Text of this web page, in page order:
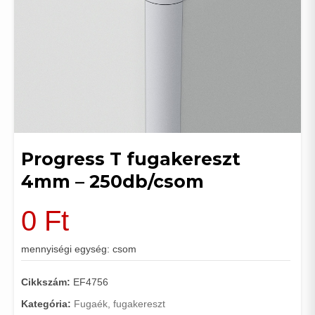
Progress T fugakereszt
4mm – 250db/csom
0 Ft
mennyiségi egység: csom
Cikkszám: EF4756
Kategória: Fugaék, fugakereszt